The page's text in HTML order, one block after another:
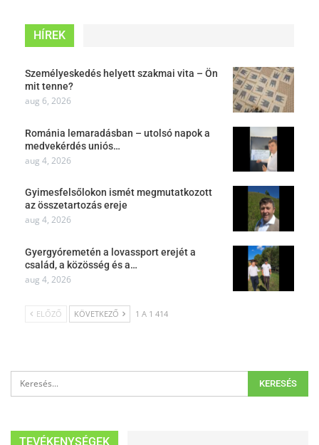
HÍREK
Személyeskedés helyett szakmai vita – Ön
mit tenne?
aug 6, 2026
Románia lemaradásban – utolsó napok a
medvekérdés uniós…
aug 4, 2026
Gyimesfelsőlokon ismét megmutatkozott
az összetartozás ereje
aug 4, 2026
Gyergyóremetén a lovassport erejét a
család, a közösség és a…
aug 4, 2026
ELŐZŐ KÖVETKEZŐ 1 A 1 414
TEVÉKENYSÉGEK